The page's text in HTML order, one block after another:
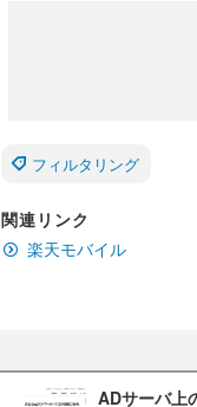
フィルタリング
関連リンク
楽天モバイル
ADサーバ上